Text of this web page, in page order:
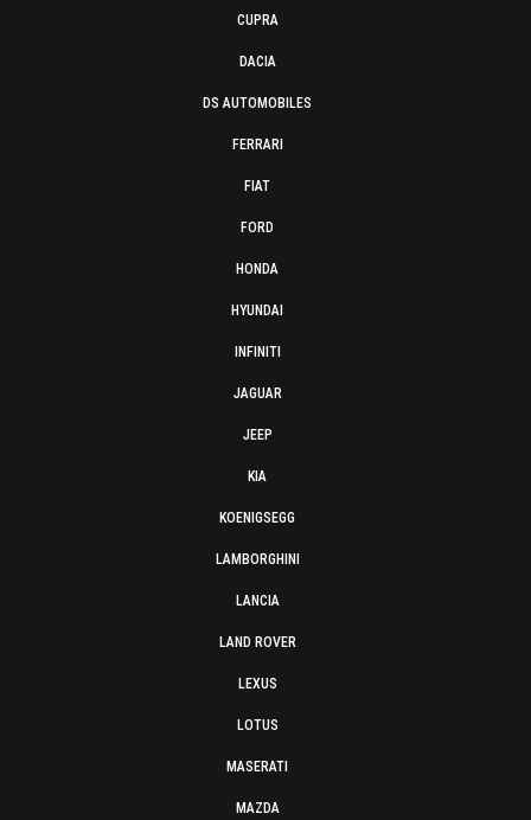
CUPRA
DACIA
DS AUTOMOBILES
FERRARI
FIAT
FORD
HONDA
HYUNDAI
INFINITI
JAGUAR
JEEP
KIA
KOENIGSEGG
LAMBORGHINI
LANCIA
LAND ROVER
LEXUS
LOTUS
MASERATI
MAZDA